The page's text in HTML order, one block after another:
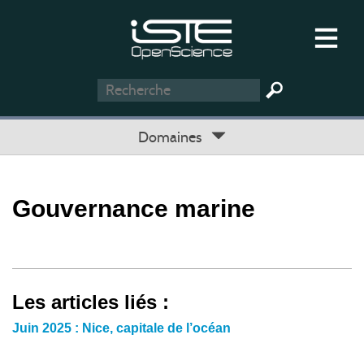
Domaines
Gouvernance marine
Les articles liés :
Juin 2025 : Nice, capitale de l’océan